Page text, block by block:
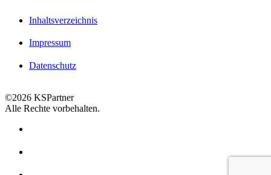
Inhaltsverzeichnis
Impressum
Datenschutz
©2026 KSPartner
Alle Rechte vorbehalten.